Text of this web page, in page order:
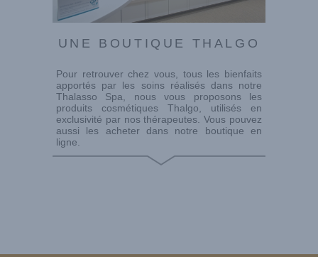
UNE BOUTIQUE THALGO
Pour retrouver chez vous, tous les bienfaits
apportés par les soins réalisés dans notre
Thalasso Spa, nous vous proposons les
produits cosmétiques Thalgo, utilisés en
exclusivité par nos thérapeutes. Vous pouvez
aussi les acheter dans notre boutique en
ligne.